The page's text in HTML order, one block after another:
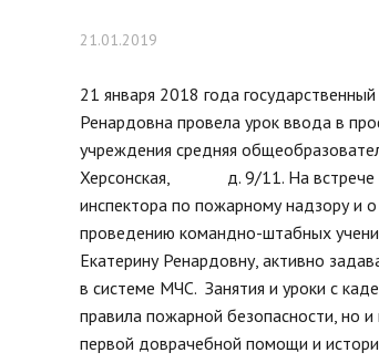
Символика
Карта округа
Новости
Благоустройство округа
Фотогалерея
Видеогалерея
Интерактивная выставка
Антикоррупционная деятельность
Сведения о выборах
21.01.2019
21 января 2018 года
Ренардовна провела урок ввода в
учреждения средняя
Херсонская, д. 9/11. На встрече с
инспектора по пожарному надзору и
проведению командно-штабных
Екатерину Ренардовну, активно
в системе МЧС. Занятия и уроки с
правила пожарной безопасности, но
первой доврачебной помощи и